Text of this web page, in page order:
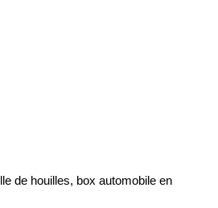
de houilles, box automobile en